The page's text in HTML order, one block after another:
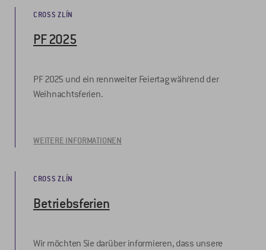
CROSS ZLÍN
PF 2025
PF 2025 und ein rennweiter Feiertag während der
Weihnachtsferien.
WEITERE INFORMATIONEN
CROSS ZLÍN
Betriebsferien
Wir möchten Sie darüber informieren, dass unsere